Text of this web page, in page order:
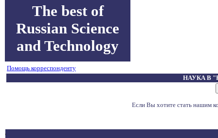
The best of
Russian Science
and Technology
Помощь корреспонденту
НАУКА В
Если Вы хотите стать нашим